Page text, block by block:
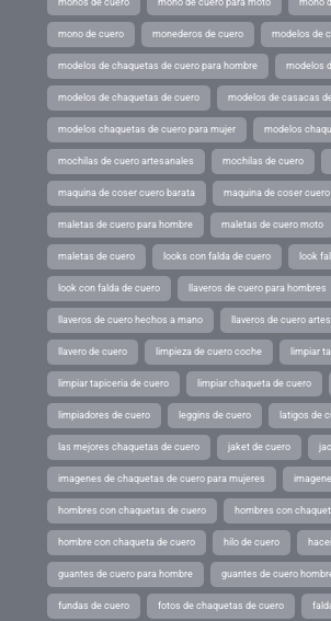
mono de cuero monederos de cuero modelos de
modelos de chaquetas de cuero para hombre modelos
modelos de chaquetas de cuero modelos de casacas
modelos chaquetas de cuero para mujer modelos
mochilas de cuero artesanales mochilas de cuero
maquina de coser cuero barata maquina de coser cuero
maletas de cuero para hombre maletas de cuero moto
maletas de cuero looks con falda de cuero look
look con falda de cuero llaveros de cuero para hombres
llaveros de cuero hechos a mano llaveros de cuero
llavero de cuero limpieza de cuero coche limpiar
limpiar tapiceria de cuero limpiar chaqueta de cuero
limpiadores de cuero leggins de cuero latigos de
las mejores chaquetas de cuero jaket de cuero
imagenes de chaquetas de cuero para mujeres
hombres con chaquetas de cuero hombres con
hombre con chaqueta de cuero hilo de cuero
guantes de cuero para hombre guantes de cuero
fundas de cuero fotos de chaquetas de cuero